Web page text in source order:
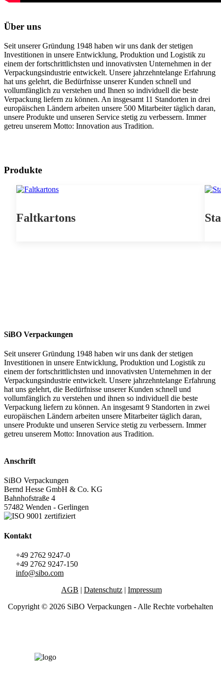
Über uns
Seit unserer Gründung 1948 haben wir uns dank der stetigen
Investitionen in unsere Entwicklung, Produktion und Logistik zu
einem der fortschrittlichsten und innovativsten Unternehmen in der
Verpackungsindustrie entwickelt. Unsere jahrzehntelange Erfahrung
hat uns gelehrt, die Bedürfnisse unserer Kunden schnell und
vollumfänglich zu verstehen und Ihnen so individuell die beste
Verpackung liefern zu können. An insgesamt 11 Standorten in drei
europäischen Ländern arbeiten unsere 500 Mitarbeiter täglich daran,
unsere Produkte und unseren Service stetig zu verbessern. Immer
getreu unserem Motto: Innovation aus Tradition.
Produkte
Faltkartons
SiBO Verpackungen
Seit unserer Gründung 1948 haben wir uns dank der stetigen
Investitionen in unsere Entwicklung, Produktion und Logistik zu
einem der fortschrittlichsten und innovativsten Unternehmen in der
Verpackungsindustrie entwickelt. Unsere jahrzehntelange Erfahrung
hat uns gelehrt, die Bedürfnisse unserer Kunden schnell und
vollumfänglich zu verstehen und ihnen so individuell die beste
Verpackung liefern zu können. An insgesamt 9 Standorten in zwei
europäischen Ländern arbeiten unsere Mitarbeiter täglich daran,
unsere Produkte und unseren Service stetig zu verbessern. Immer
getreu unserem Motto: Innovation aus Tradition.
Anschrift
SiBO Verpackungen
Bernd Hesse GmbH & Co. KG
Bahnhofstraße 4
57482 Wenden - Gerlingen
Kontakt
+49 2762 9247-0
+49 2762 9247-150
info@sibo.com
AGB | Datenschutz | Impressum
Copyright © 2026 SiBO Verpackungen - Alle Rechte vorbehalten